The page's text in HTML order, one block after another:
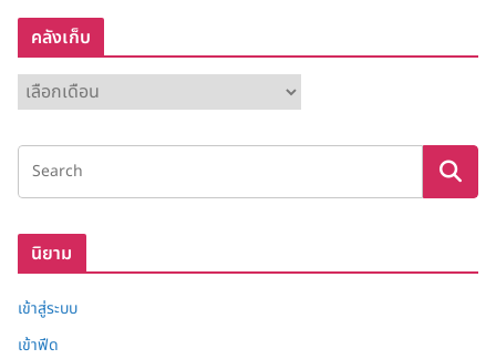
คลังเก็บ
ลั
ง
ก็
นิยาม
เข้าสู่ระบบ
เข้าฟีด